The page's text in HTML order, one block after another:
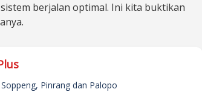
sistem berjalan optimal. Ini kita buktikan
Pinrang dan Palopo